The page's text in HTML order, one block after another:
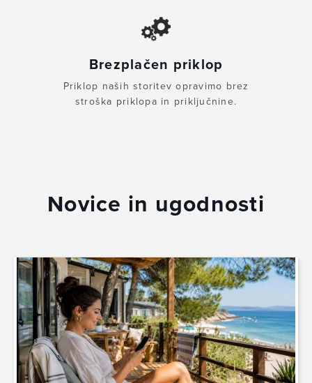
Brezplačen priklop
Priklop naših storitev opravimo brez
stroška priklopa in priključnine.
Novice in ugodnosti